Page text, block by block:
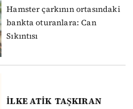
Hamster çarkının ortasındaki
bankta oturanlara: Can
Sıkıntısı
İLKE ATİK TAŞKIRAN